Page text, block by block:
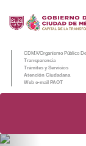
CDMX/Organismo Público
Transparencia
Trámites y Servicios
Atención Ciudadana
Web e-mail PAOT